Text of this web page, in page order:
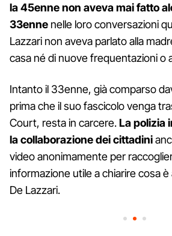
la 45enne non aveva mai fatto
33enne nelle loro conversazioni
Lazzari non aveva parlato alla
casa né di nuove frequentazioni o
Intanto il 33enne, già comparso
prima che il suo fascicolo venga
Court, resta in carcere.La polizia
la collaborazione dei cittadini
video anonimamente per
informazione utile a chiarire cosa
De Lazzari.